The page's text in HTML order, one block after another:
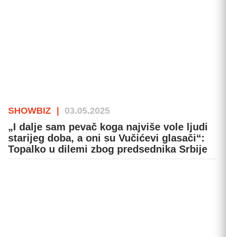
SHOWBIZ | 03.05.2025
„I dalje sam pevač koga najviše vole ljudi
starijeg doba, a oni su Vučićevi glasači“:
Topalko u dilemi zbog predsednika Srbije